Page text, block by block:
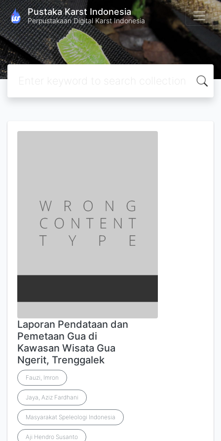
Pustaka Karst Indonesia
Perpustakaan Digital Karst Indonesia
Laporan Pendataan dan
Pemetaan Gua di
Kawasan Wisata Gua
Ngerit, Trenggalek
Fauzi, Imron
Jaya, Aziz Fardhani
Masyarakat Speleologi Indonesia
Aji Hendro Susanto